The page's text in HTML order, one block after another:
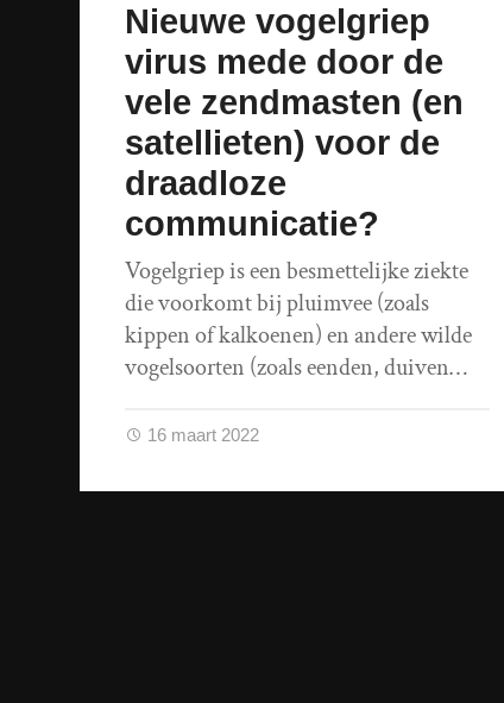
Nieuwe vogelgriep
virus mede door de
vele zendmasten (en
satellieten) voor de
draadloze
communicatie?
Vogelgriep is een besmettelijke ziekte
die voorkomt bij pluimvee (zoals
kippen of kalkoenen) en andere wilde
vogelsoorten (zoals eenden, duiven…
16 maart 2022